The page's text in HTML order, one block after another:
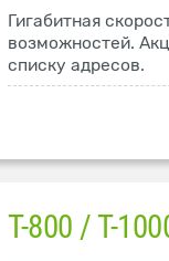
Гигабитная
возможностей.
списку адресов.
T-800 / T-